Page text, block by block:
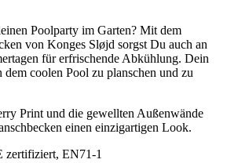
Poolparty im Garten? Mit dem
von Konges Sløjd sorgst Du auch an
für erfrischende Abkühlung. Dein
coolen Pool zu planschen und zu
Print und die gewellten Außenwände
einen einzigartigen Look.
zertifiziert, EN71-1